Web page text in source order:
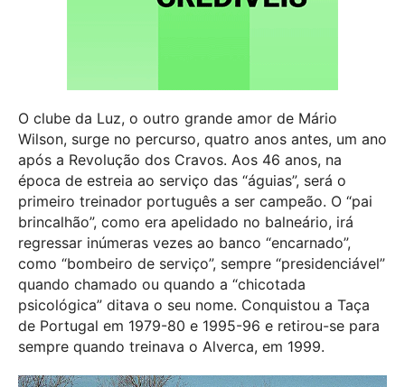
O clube da Luz, o outro grande amor de Mário
Wilson, surge no percurso, quatro anos antes, um ano
após a Revolução dos Cravos. Aos 46 anos, na
época de estreia ao serviço das “águias”, será o
primeiro treinador português a ser campeão. O “pai
brincalhão”, como era apelidado no balneário, irá
regressar inúmeras vezes ao banco “encarnado”,
como “bombeiro de serviço”, sempre “presidenciável”
quando chamado ou quando a “chicotada
psicológica” ditava o seu nome. Conquistou a Taça
de Portugal em 1979-80 e 1995-96 e retirou-se para
sempre quando treinava o Alverca, em 1999.